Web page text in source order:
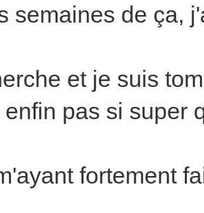
semaines de ça,
et je suis
enfin pas si super
fortement